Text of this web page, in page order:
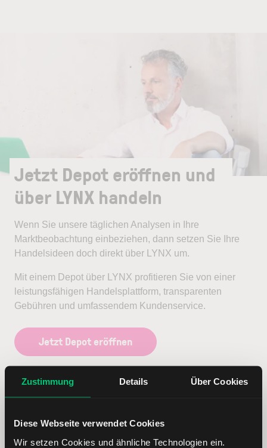
Zustimmung Details Über Cookies
Diese Webseite verwendet Cookies
Wir setzen Cookies und ähnliche Technologien ein.
Jetzt Depot eröffnen und
über LYNX handeln
Wenn Sie unsere täglichen Analysen in Ihre
Marktbeobachtung einbeziehen, dann setzen Sie Ihre
Handelsideen doch direkt über LYNX um.
Mit einem Depot über LYNX profitieren Sie von einer
leistungsfähigen Handelsplattform, transparenten
Gebühren und umfassendem Kundenservice.
Jetzt Depot eröffnen